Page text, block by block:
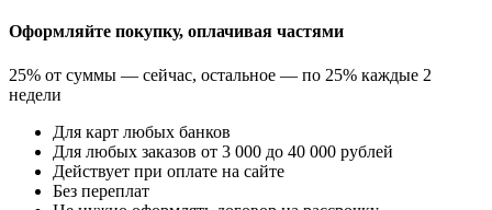
Оформляйте покупку, оплачивая частями
25% от суммы — сейчас, остальное — по 25% каждые 2
недели
Для карт любых банков
Для любых заказов от 3 000 до 40 000 рублей
Действует при оплате на сайте
Без переплат